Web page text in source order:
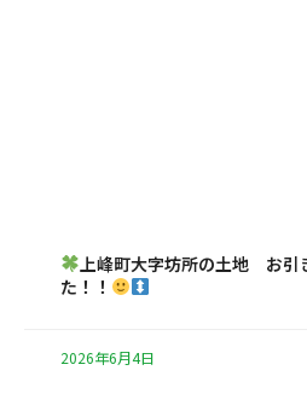
上峰町大字坊所の土地 お引
た！！
2026年6月4日